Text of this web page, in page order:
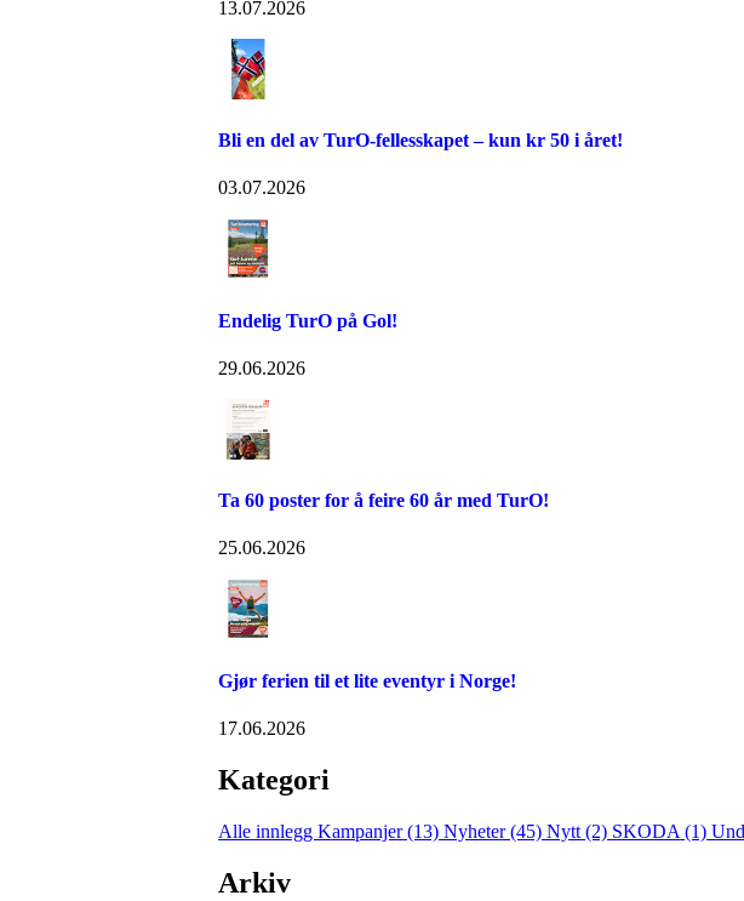
13.07.2026
Bli en del av TurO-fellesskapet – kun kr 50 i året!
03.07.2026
Endelig TurO på Gol!
29.06.2026
Ta 60 poster for å feire 60 år med TurO!
25.06.2026
Gjør ferien til et lite eventyr i Norge!
17.06.2026
Kategori
Alle innlegg Kampanjer (13) Nyheter (45) Nytt (2) SKODA (1)
Arkiv